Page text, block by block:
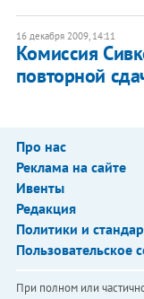
16 декабря 2009, 14:11
Комиссия
повторной
Про нас
Реклама на сайте
Ивенты
Редакция
Политики и
Пользовательское
При полном или